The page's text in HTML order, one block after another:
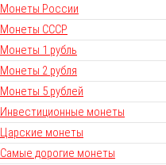
Монеты России
Монеты СССР
Монеты 1 рубль
Монеты 2 рубля
Монеты 5 рублей
Инвестиционные монеты
Царские монеты
Самые дорогие монеты